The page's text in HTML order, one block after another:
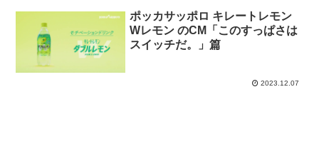
ポッカサッポロ キレートレモン
Wレモン のCM「このすっぱさは
スイッチだ。」篇
2023.12.07